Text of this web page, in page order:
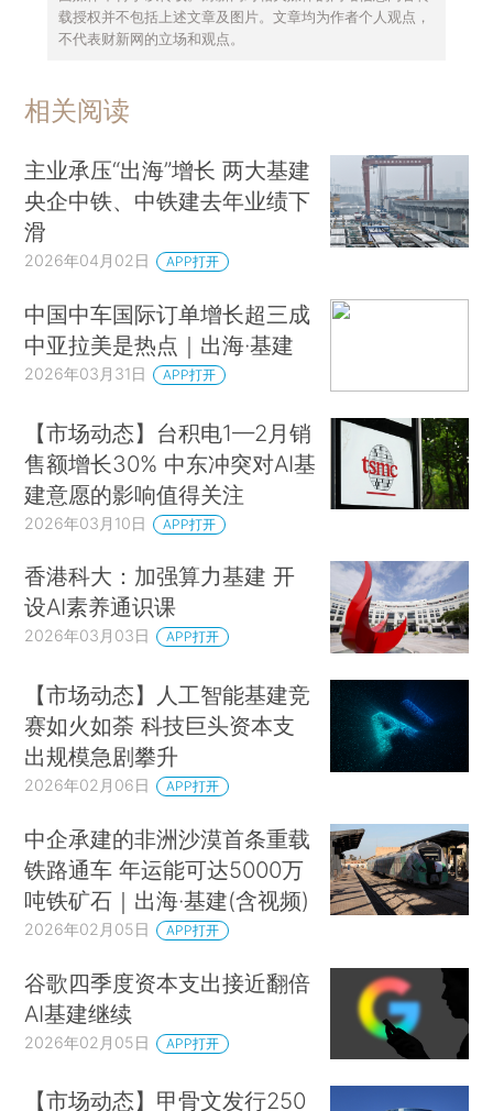
载授权并不包括上述文章及图片。文章均为作者个人观点，
不代表财新网的立场和观点。
相关阅读
主业承压“出海”增长 两大基建
央企中铁、中铁建去年业绩下
滑
2026年04月02日 APP打开
中国中车国际订单增长超三成
中亚拉美是热点｜出海·基建
2026年03月31日 APP打开
【市场动态】台积电1—2月销
售额增长30% 中东冲突对AI基
建意愿的影响值得关注
2026年03月10日 APP打开
香港科大：加强算力基建 开
设AI素养通识课
2026年03月03日 APP打开
【市场动态】人工智能基建竞
赛如火如荼 科技巨头资本支
出规模急剧攀升
2026年02月06日 APP打开
中企承建的非洲沙漠首条重载
铁路通车 年运能可达5000万
吨铁矿石｜出海·基建(含视频)
2026年02月05日 APP打开
谷歌四季度资本支出接近翻倍
AI基建继续
2026年02月05日 APP打开
【市场动态】甲骨文发行250